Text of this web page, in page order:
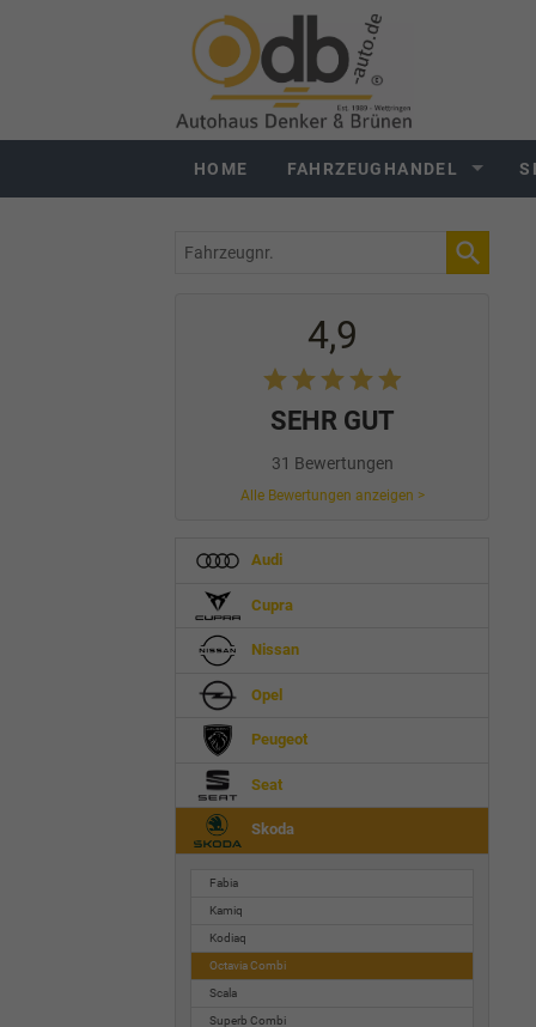
HOME FAHRZEUGHANDEL
Fahrzeugnr.
4,9
SEHR GUT
31 Bewertungen
Alle Bewertungen anzeigen >
Audi
Cupra
Nissan
Opel
Peugeot
Seat
Skoda
Fabia
Kamiq
Kodiaq
Octavia Combi
Scala
Superb Combi